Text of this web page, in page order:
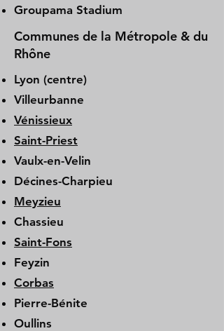
Groupama Stadium
Communes de la Métropole & du
Rhône
Lyon (centre)
Villeurbanne
Vénissieux
Saint-Priest
Vaulx-en-Velin
Décines-Charpieu
Meyzieu
Chassieu
Saint-Fons
Feyzin
Corbas
Pierre-Bénite
Oullins